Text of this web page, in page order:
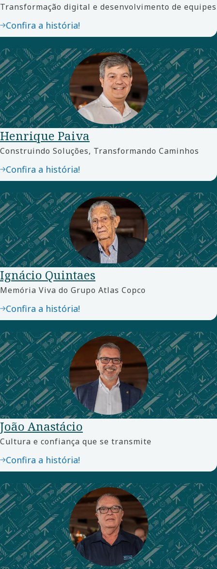
Transformação digital e desenvolvimento de equipes
Confira a história!
Construindo Soluções, Transformando Caminhos
Henrique Paiva
Confira a história!
Memória Viva do Grupo Atlas Copco
Ignácio Quintaes
Confira a história!
Cultura e confiança que se transmite
João Anastácio
Confira a história!